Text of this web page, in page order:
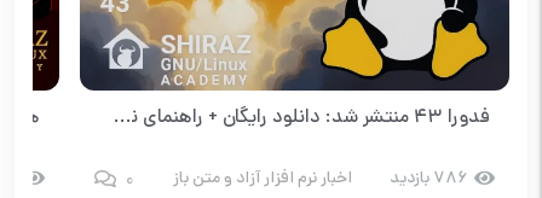
فدورا ۴۳ منتشر شد: دانلود رایگان + راهنمای نصب
786 بازدید اخبار نرم افزار آزاد و متن باز 0